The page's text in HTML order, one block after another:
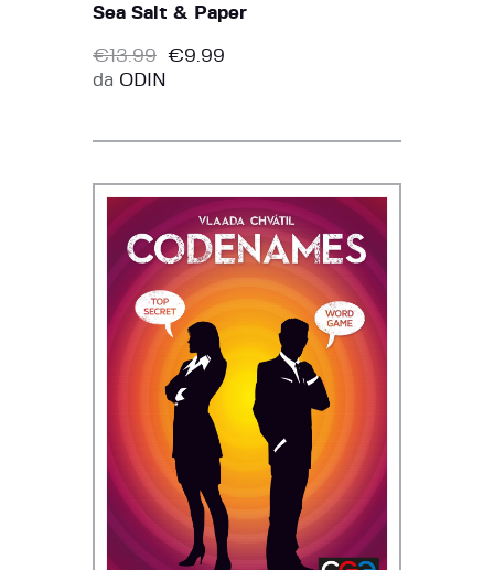
Sea Salt & Paper
€13.99 €9.99
da ODIN